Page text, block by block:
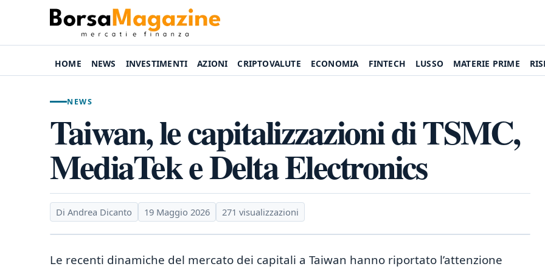
HOME NEWS INVESTIMENTI AZIONI CRIPTOVALUTE ECONOMIA FINTECH LUSSO MATERIE PRIME
NEWS
Taiwan, le capitalizzazioni di TSMC,
MediaTek e Delta Electronics
Di Andrea Dicanto 19 Maggio 2026 271 visualizzazioni
Le recenti dinamiche del mercato dei capitali a Taiwan hanno riportato l’attenzione